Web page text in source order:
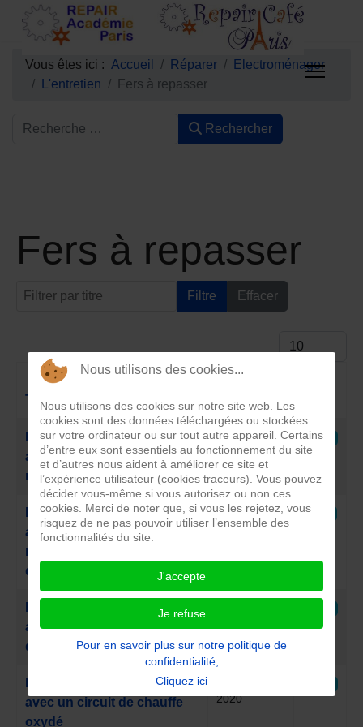
Vous êtes ici : Accueil Réparer
Electroménager
L'entretien
Fers à repasser
Rechercher
Fers à repasser
Filtrer par titre Filtre Effacer
Afficher #
Articles
Titre
publication
RCA 165 : Un fer à repasser
avec une semelle de fer à
repasser défaillante
13
Décembre
2020
2977
RCA 164 : Un fer à repasser
avec une semelle ayant une
résistance chauffante
défaillante
13
Décembre
3110
RCA 152 : Un fer à repasser
avec un témoin lumineux
défaillant
2020
RCA 139 : Un fer à repasser
avec un circuit de chauffe
oxydé
2020
Nous utilisons des cookies...
Nous utilisons des cookies sur notre site web. Les
cookies sont des données téléchargées ou stockées
sur votre ordinateur ou sur tout autre appareil. Certains
d’entre eux sont essentiels au fonctionnement du site
et d’autres nous aident à améliorer ce site et
l’expérience utilisateur (cookies traceurs). Vous pouvez
décider vous-même si vous autorisez ou non ces
cookies. Merci de noter que, si vous les rejetez, vous
risquez de ne pas pouvoir utiliser l’ensemble des
fonctionnalités du site.
J'accepte
Je refuse
Pour en savoir plus sur notre politique de
confidentialité,
Cliquez ici